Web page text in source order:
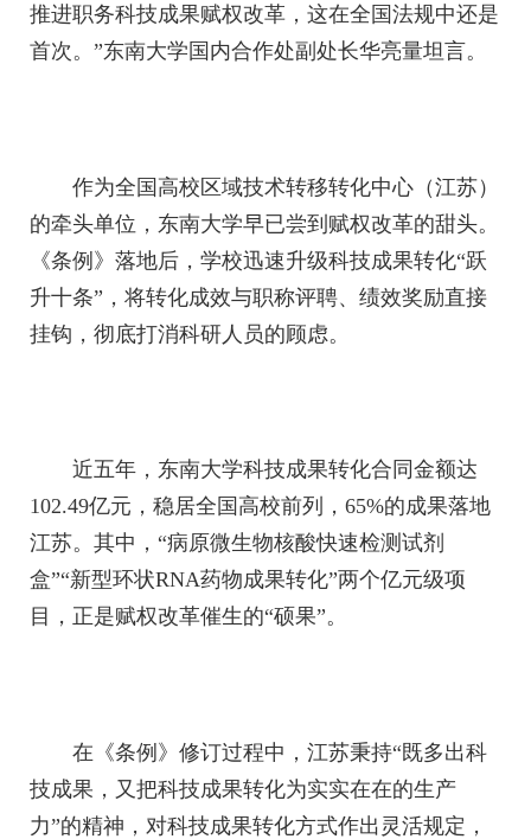
推进职务科技成果赋权改革，这在全国法规中还是
首次。”东南大学国内合作处副处长华亮量坦言。
作为全国高校区域技术转移转化中心（江苏）
的牵头单位，东南大学早已尝到赋权改革的甜头。
《条例》落地后，学校迅速升级科技成果转化“跃
升十条”，将转化成效与职称评聘、绩效奖励直接
挂钩，彻底打消科研人员的顾虑。
近五年，东南大学科技成果转化合同金额达
102.49亿元，稳居全国高校前列，65%的成果落地
江苏。其中，“病原微生物核酸快速检测试剂
盒”“新型环状RNA药物成果转化”两个亿元级项
目，正是赋权改革催生的“硕果”。
在《条例》修订过程中，江苏秉持“既多出科
技成果，又把科技成果转化为实实在在的生产
力”的精神，对科技成果转化方式作出灵活规定，